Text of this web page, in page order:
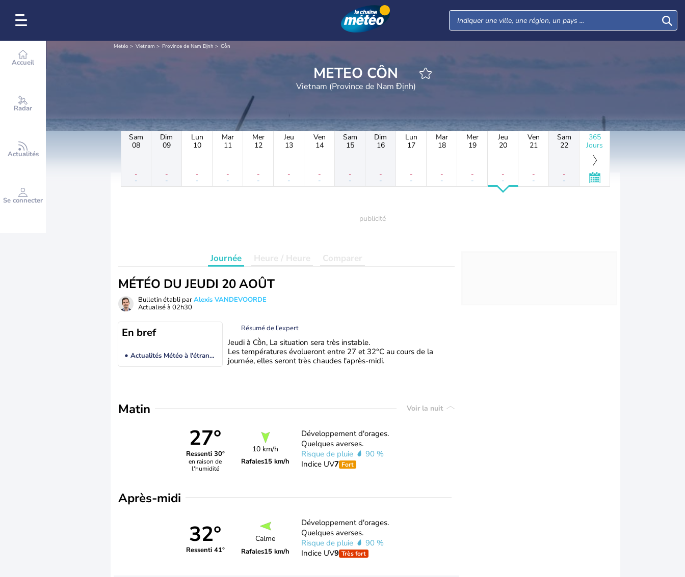
Accueil
Radar
Actualités
Se connecter
Météo Vietnam Province de Nam Định Cồn
METEO CỒN
Vietnam (Province de Nam Định)
Sam
08
-
-
Dim
09
-
-
Lun
10
-
-
Mar
11
-
-
Mer
12
-
-
Jeu
13
-
-
Ven
14
-
-
Sam
15
-
-
Dim
16
-
-
Lun
17
-
-
Mar
18
-
-
Mer
19
-
-
Jeu
20
-
-
Ven
21
-
-
Sam
22
-
-
365
Jours
Journée Heure / Heure Comparer
MÉTÉO DU JEUDI 20 AOÛT
Bulletin établi parAlexis VANDEVOORDE
Actualisé à 02h30
En bref
Actualités Météo à l'étranger
Résumé de l’expert
Jeudi à Cồn, La situation sera très instable.
Les températures évolueront entre 27 et 32°C au cours de la
journée, elles seront très chaudes l'après-midi.
Matin Voir la nuit
27°
Ressenti 30°
en raison de
l'humidité
10 km/h
Rafales15 km/h
Développement d'orages.
Quelques averses.
Risque de pluie
90 %
Indice UV7 Fort
Après-midi
32°
Ressenti 41°
Calme
Rafales15 km/h
Développement d'orages.
Quelques averses.
Risque de pluie
90 %
Indice UV9 Très fort